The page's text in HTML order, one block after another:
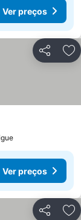
Ver preços
Partilhar
Ver preços
Partilhar